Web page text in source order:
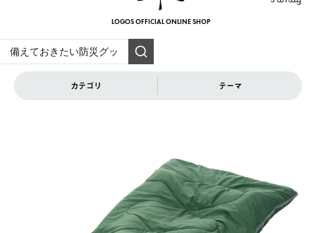
LOGOS OFFICIAL ONLINE SHOP
カテゴリ テーマ